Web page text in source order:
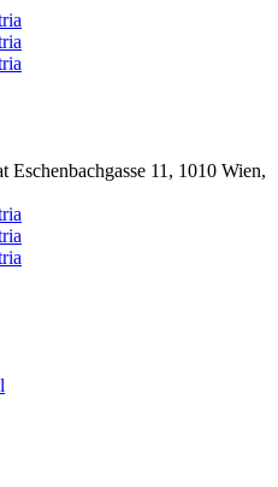
Eschenbachgasse 11, 1010 Wien,